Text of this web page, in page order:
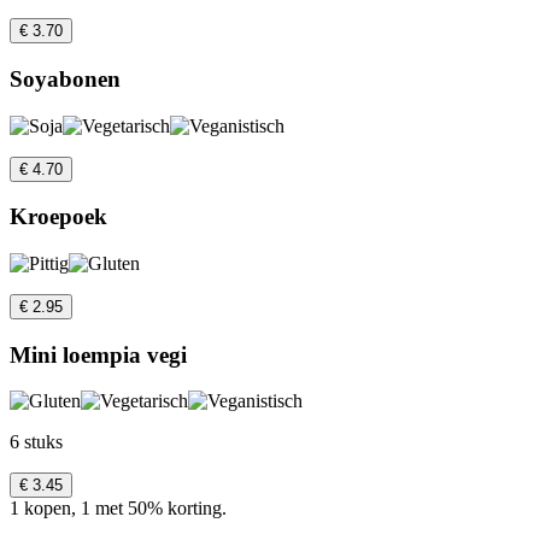
€ 3.70
Soyabonen
€ 4.70
Kroepoek
€ 2.95
Mini loempia vegi
6 stuks
€ 3.45
1 kopen, 1 met 50% korting.